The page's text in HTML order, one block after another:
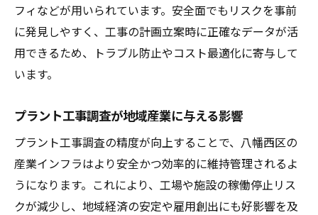
フィなどが用いられています。安全面でもリスクを事前
に発見しやすく、工事の計画立案時に正確なデータが活
用できるため、トラブル防止やコスト最適化に寄与して
います。
プラント工事調査が地域産業に与える影響
プラント工事調査の精度が向上することで、八幡西区の
産業インフラはより安全かつ効率的に維持管理されるよ
うになります。これにより、工場や施設の稼働停止リス
クが減少し、地域経済の安定や雇用創出にも好影響を及